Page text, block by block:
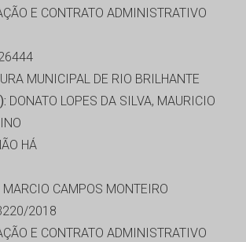
E CONTRATO ADMINISTRATIVO
MUNICIPAL DE RIO BRILHANTE
DONATO LOPES DA SILVA, MAURICIO
HÁ
MARCIO CAMPOS MONTEIRO
2018
E CONTRATO ADMINISTRATIVO